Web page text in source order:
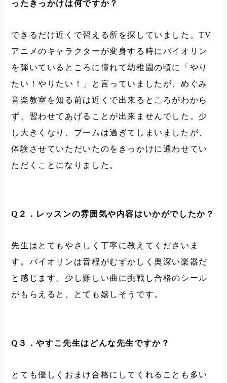
ったきっかけは何ですか？
できるだけ近くで習える所を探していました。TV
アニメのキャラクターが変身する時にバイオリン
を弾いているところに憧れて幼稚園の頃に「やり
たい！やりたい！」と言っていましたが、めぐみ
音楽教室を知る前は近くで出来るところがわから
ず、習わせてあげることが出来ませんでした。少
し大きくなり、ブームは過ぎてしまいましたが、
体験させていただいたのをきっかけに通わせてい
ただくことになりました。
Q ２．レッスンの雰囲気や内容はいかがでしたか？
先生はとてもやさしく丁寧に教えてくださいま
す。バイオリンは音程がむずかしく奥深い楽器だ
と感じます。少し難しい曲に挑戦し合格のシール
がもらえると、とても嬉しそうです。
Q ３．やすこ先生はどんな先生ですか？
とても優しくおまけ合格にしてくれることも多い